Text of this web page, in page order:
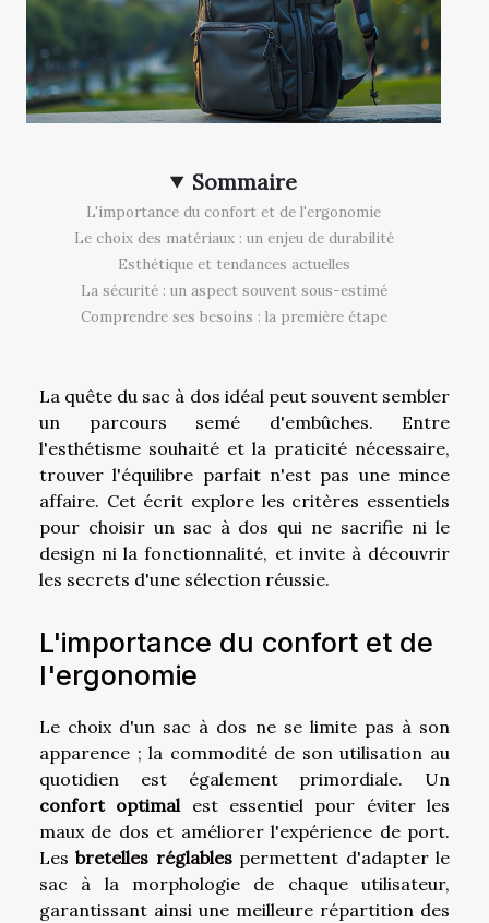
Sommaire
L'importance du confort et de l'ergonomie
Le choix des matériaux : un enjeu de durabilité
Esthétique et tendances actuelles
La sécurité : un aspect souvent sous-estimé
Comprendre ses besoins : la première étape
La quête du sac à dos idéal peut souvent sembler
un parcours semé d'embûches. Entre
l'esthétisme souhaité et la praticité nécessaire,
trouver l'équilibre parfait n'est pas une mince
affaire. Cet écrit explore les critères essentiels
pour choisir un sac à dos qui ne sacrifie ni le
design ni la fonctionnalité, et invite à découvrir
les secrets d'une sélection réussie.
L'importance du confort et de
l'ergonomie
Le choix d'un sac à dos ne se limite pas à son
apparence ; la commodité de son utilisation au
quotidien est également primordiale. Un
confort optimalest essentiel pour éviter les
maux de dos et améliorer l'expérience de port.
Lesbretelles réglablespermettent d'adapter le
sac à la morphologie de chaque utilisateur,
garantissant ainsi une meilleure répartition des